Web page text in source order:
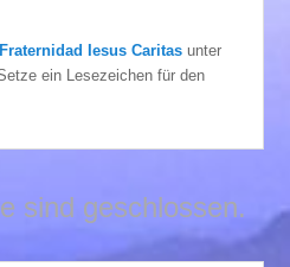
Fraternidad Iesus Caritas unter
ein Lesezeichen für den
sind geschlossen.